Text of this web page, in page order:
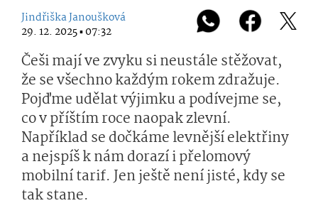
Jindřiška Janoušková
29. 12. 2025 ▪ 07:32
Češi mají ve zvyku si neustále stěžovat,
že se všechno každým rokem zdražuje.
Pojďme udělat výjimku a podívejme se,
co v příštím roce naopak zlevní.
Například se dočkáme levnější elektřiny
a nejspíš k nám dorazí i přelomový
mobilní tarif. Jen ještě není jisté, kdy se
tak stane.